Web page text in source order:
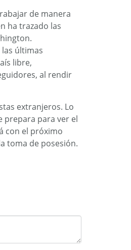
de manera
ha trazado las
últimas
libre,
al rendir
extranjeros. Lo
prepara para ver el
con el próximo
toma de posesión.